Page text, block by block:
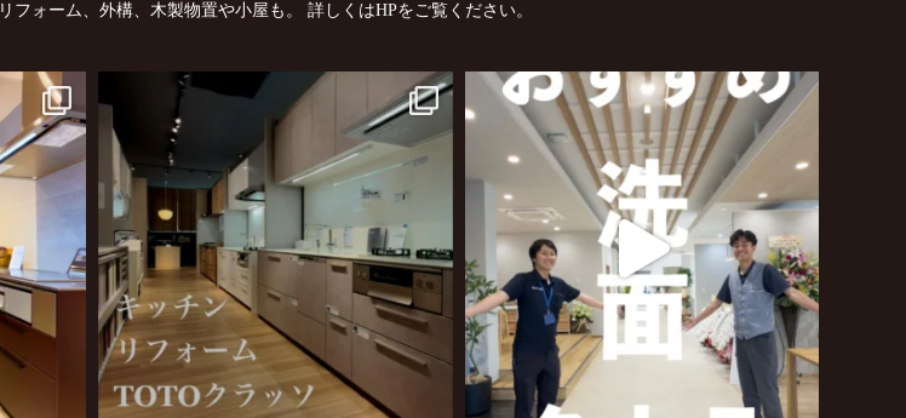
リフォーム、外構、木製物置や小屋も。 詳しくはHPをご覧ください。